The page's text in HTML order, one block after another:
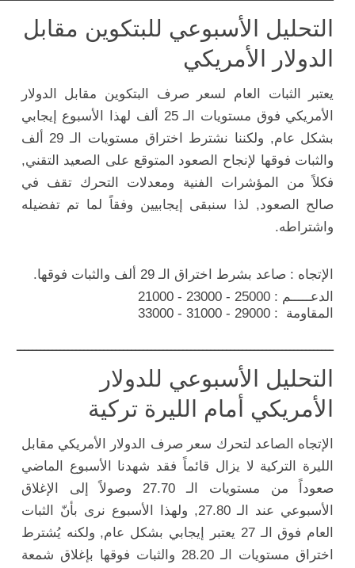
التحليل الأسبوعي للبتكوين مقابل
الدولار الأمريكي
يعتبر الثبات العام لسعر صرف البتكوين مقابل الدولار
الأمريكي فوق مستويات الـ 25 ألف لهذا الأسبوع إيجابي
بشكل عام, ولكننا نشترط اختراق مستويات الـ 29 ألف
والثبات فوقها لإنجاح الصعود المتوقع على الصعيد التقني,
فكلاً من المؤشرات الفنية ومعدلات التحرك تقف في
صالح الصعود, لذا سنبقى إيجابيين وفقاً لما تم تفضيله
واشتراطه.
الإتجاه : صاعد بشرط اختراق الـ 29 ألف والثبات فوقها.
الدعـــــم : 25000 - 23000 - 21000
المقاومة : 29000 - 31000 - 33000
ــــــــــــــــــــــــــــــــــــــــــــــــــــــــــــــــــــــــــــــــ
التحليل الأسبوعي للدولار
الأمريكي أمام الليرة تركية
الإتجاه الصاعد لتحرك سعر صرف الدولار الأمريكي مقابل
الليرة التركية لا يزال قائماً فقد شهدنا الأسبوع الماضي
صعوداً من مستويات الـ 27.70 وصولاً إلى الإغلاق
الأسبوعي عند الـ 27.80, ولهذا الأسبوع نرى بأنّ الثبات
العام فوق الـ 27 يعتبر إيجابي بشكل عام, ولكنه يُشترط
اختراق مستويات الـ 28.20 والثبات فوقها بإغلاق شمعة